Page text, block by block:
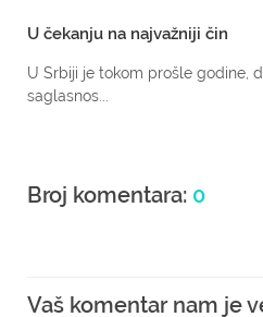
U čekanju na najvažniji čin
U Srbiji je tokom prošle godine,
saglasnos...
Broj komentara: 0
Vaš komentar nam je